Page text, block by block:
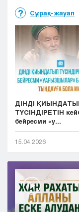
Сұрақ-жауап
ДІНДІ
ТҮСІНДІРЕТІН
бейресми «у...
15.04.2026